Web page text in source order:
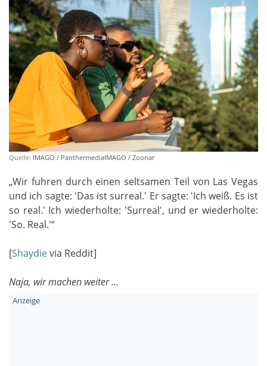
Quelle: IMAGO / PanthermediaIMAGO / Zoonar
„Wir fuhren durch einen seltsamen Teil von Las Vegas
und ich sagte: 'Das ist surreal.' Er sagte: 'Ich weiß. Es ist
so real.' Ich wiederholte: 'Surreal', und er wiederholte:
'So. Real.'“
[Shaydievia Reddit]
Naja, wir machen weiter ...